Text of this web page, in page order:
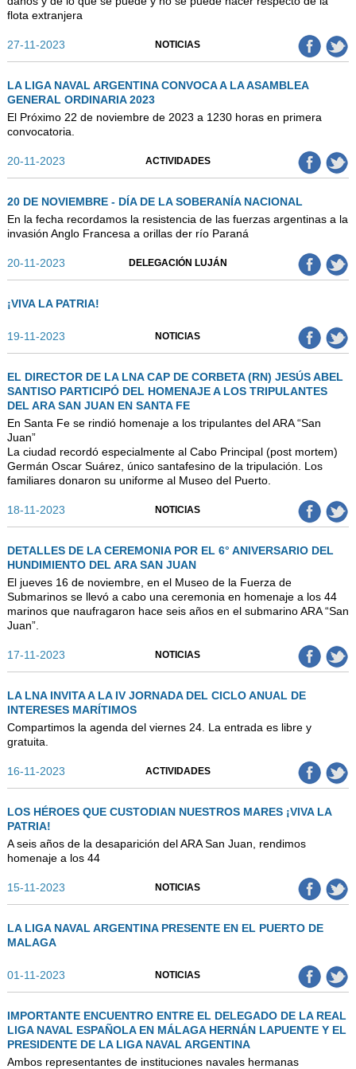
flota extranjera
27-11-2023 NOTICIAS
LA LIGA NAVAL ARGENTINA CONVOCA A LA ASAMBLEA
GENERAL ORDINARIA 2023
El Próximo 22 de noviembre de 2023 a 1230 horas en primera
convocatoria.
20-11-2023 ACTIVIDADES
20 DE NOVIEMBRE - DÍA DE LA SOBERANÍA NACIONAL
En la fecha recordamos la resistencia de las fuerzas argentinas a la
invasión Anglo Francesa a orillas der río Paraná
20-11-2023 DELEGACIÓN LUJÁN
¡VIVA LA PATRIA!
19-11-2023 NOTICIAS
EL DIRECTOR DE LA LNA CAP DE CORBETA (RN) JESÚS ABEL
SANTISO PARTICIPÓ DEL HOMENAJE A LOS TRIPULANTES
DEL ARA SAN JUAN EN SANTA FE
En Santa Fe se rindió homenaje a los tripulantes del ARA “San
Juan”
La ciudad recordó especialmente al Cabo Principal (post mortem)
Germán Oscar Suárez, único santafesino de la tripulación. Los
familiares donaron su uniforme al Museo del Puerto.
18-11-2023 NOTICIAS
DETALLES DE LA CEREMONIA POR EL 6° ANIVERSARIO DEL
HUNDIMIENTO DEL ARA SAN JUAN
El jueves 16 de noviembre, en el Museo de la Fuerza de
Submarinos se llevó a cabo una ceremonia en homenaje a los 44
marinos que naufragaron hace seis años en el submarino ARA “San
Juan”.
17-11-2023 NOTICIAS
LA LNA INVITA A LA IV JORNADA DEL CICLO ANUAL DE
INTERESES MARÍTIMOS
Compartimos la agenda del viernes 24. La entrada es libre y
gratuita.
16-11-2023 ACTIVIDADES
LOS HÉROES QUE CUSTODIAN NUESTROS MARES ¡VIVA LA
PATRIA!
A seis años de la desaparición del ARA San Juan, rendimos
homenaje a los 44
15-11-2023 NOTICIAS
LA LIGA NAVAL ARGENTINA PRESENTE EN EL PUERTO DE
MALAGA
01-11-2023 NOTICIAS
IMPORTANTE ENCUENTRO ENTRE EL DELEGADO DE LA REAL
LIGA NAVAL ESPAÑOLA EN MÁLAGA HERNÁN LAPUENTE Y EL
PRESIDENTE DE LA LIGA NAVAL ARGENTINA
Ambos representantes de instituciones navales hermanas